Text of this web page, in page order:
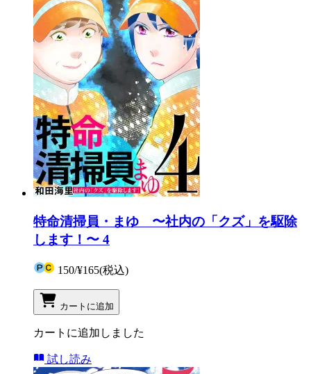
特命清掃員・まゆ 〜社内の「クズ」を駆除
します！〜 4
150/¥165(税込)
カートに追加
カートに追加しました
試し読み